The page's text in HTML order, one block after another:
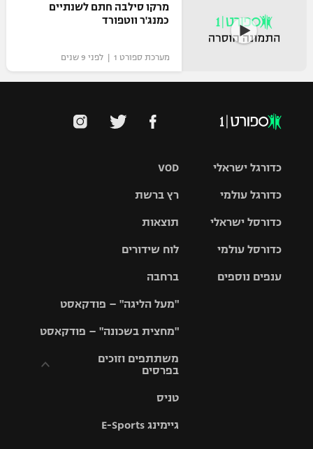
מרקו סילבה חתם לשנתיים
כמנג'ר ווטפורד
מערכת ספורט 1 | לפני 9 שנים
VOD
רץ ברשת
תוצאות
לוח שידורים
ברחבה
"מעל הליגה" – פודקאסט
"מחצית בשכונה" – פודקאסט
משתתפים וזוכים
בפרסים
וזוכים בפרסים
טניס
גיימינג E-Sports
כדורגל ישראלי
גביע הטוטו
כדורגל עולמי
האלופות
ליגה
כדורסל ישראלי
סל
כדורסל עולמי
ענפים נוספים